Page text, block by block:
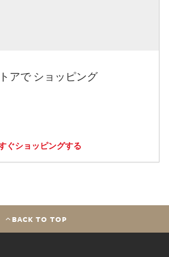
アで ショッピング
ぐショッピングする
BACK TO TOP